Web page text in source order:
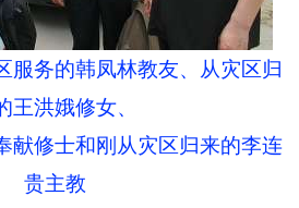
服务的韩凤林教友、从灾区归
王洪娥修女、
献修士和刚从灾区归来的李连
贵主教